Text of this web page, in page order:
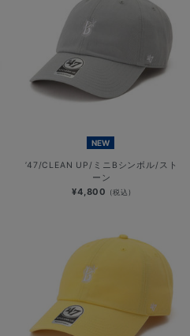
NEW
’47/CLEAN UP/ミニBシンボル/スト
ーン
¥4,800 (税込)